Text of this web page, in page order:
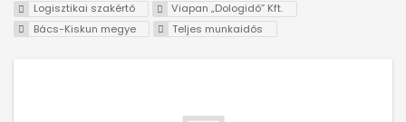
Logisztikai szakértő
Viapan „Dologidő” Kft.
Bács-Kiskun megye
Teljes munkaidős